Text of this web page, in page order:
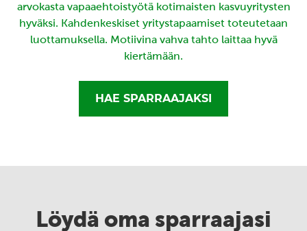
arvokasta vapaaehtoistyötä kotimaisten kasvuyritysten
hyväksi. Kahdenkeskiset yritystapaamiset toteutetaan
luottamuksella. Motiivina vahva tahto laittaa hyvä
kiertämään.
HAE SPARRAAJAKSI
Löydä oma sparraajasi